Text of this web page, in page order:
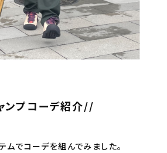
ンプコーデ紹介//
でコーデを組んでみました。